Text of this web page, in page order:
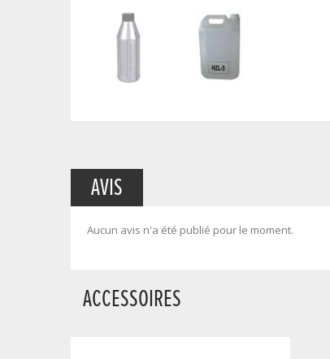
AVIS
Aucun avis n'a été publié pour le moment.
ACCESSOIRES